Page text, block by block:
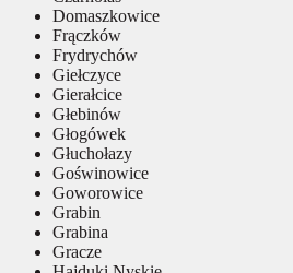
Domaszkowice
Frączków
Frydrychów
Giełczyce
Gierałcice
Głebinów
Głogówek
Głuchołazy
Goświnowice
Goworowice
Grabin
Grabina
Gracze